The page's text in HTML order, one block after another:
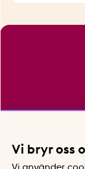
Vi bryr oss
Vi använder